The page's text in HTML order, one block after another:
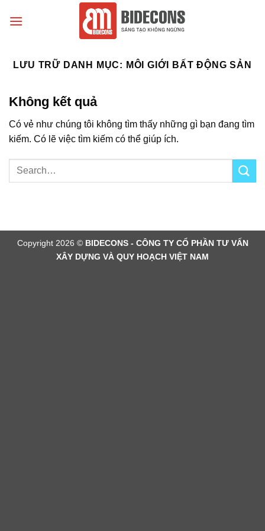
đến
LƯU TRỮ DANH MỤC: MÔI GIỚI BẤT ĐỘNG SẢN
Không kết quả
Có vẻ như chúng tôi không tìm thấy những gì bạn đang tìm
kiếm. Có lẽ việc tìm kiếm có thể giúp ích.
Copyright 2026 © BIDECONS - CÔNG TY CỔ PHẦN TƯ VẤN
XÂY DỰNG VÀ QUY HOẠCH VIỆT NAM